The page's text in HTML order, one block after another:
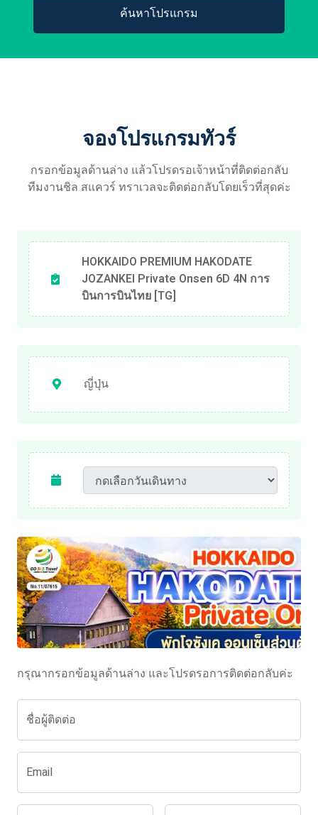
ค้นหาโปรแกรม
จองโปรแกรมทัวร์
กรอกข้อมูลด้านล่าง แล้วโปรดรอเจ้าหน้าที่ติดต่อกลับ
ทีมงานชิล สแควร์ ทราเวลจะติดต่อกลับโดยเร็วที่สุดค่ะ
HOKKAIDO PREMIUM HAKODATE
JOZANKEI Private Onsen 6D 4N การ
บินการบินไทย [TG]
ญี่ปุ่น
กรุณากรอกข้อมูลด้านล่าง และโปรดรอการติดต่อกลับค่ะ
ชื่อผู้ติดต่อ
Email